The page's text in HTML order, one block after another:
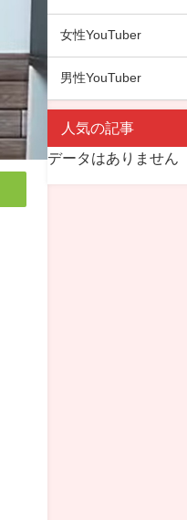
女性YouTuber
男性YouTuber
人気の記事
データはありません